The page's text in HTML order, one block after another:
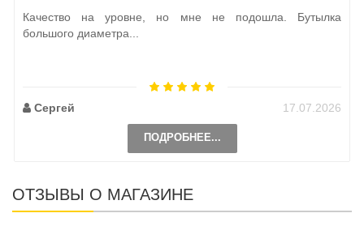
Качество на уровне, но мне не подошла. Бутылка
большого диаметра...
Сергей 17.07.2026
ПОДРОБНЕЕ...
ОТЗЫВЫ О МАГАЗИНЕ